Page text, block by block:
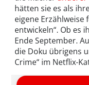
hätten sie es als
eigene Erzählweise
entwickeln“. Ob es
Ende September.
die Doku übrigens
Crime“ im Netflix-